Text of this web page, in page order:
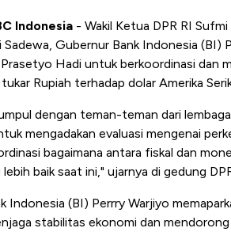
Indonesia - Wakil Ketua DPR RI
Sadewa, Gubernur Bank Indonesia
Hadi untuk berkoordinasi dan
Rupiah terhadap dolar Amerika
dengan teman-teman dari
mengadakan evaluasi mengenai
bagaimana antara fiskal dan
baik saat ini," ujarnya di gedung
Indonesia (BI) Perrry Warjiyo
stabilitas ekonomi dan